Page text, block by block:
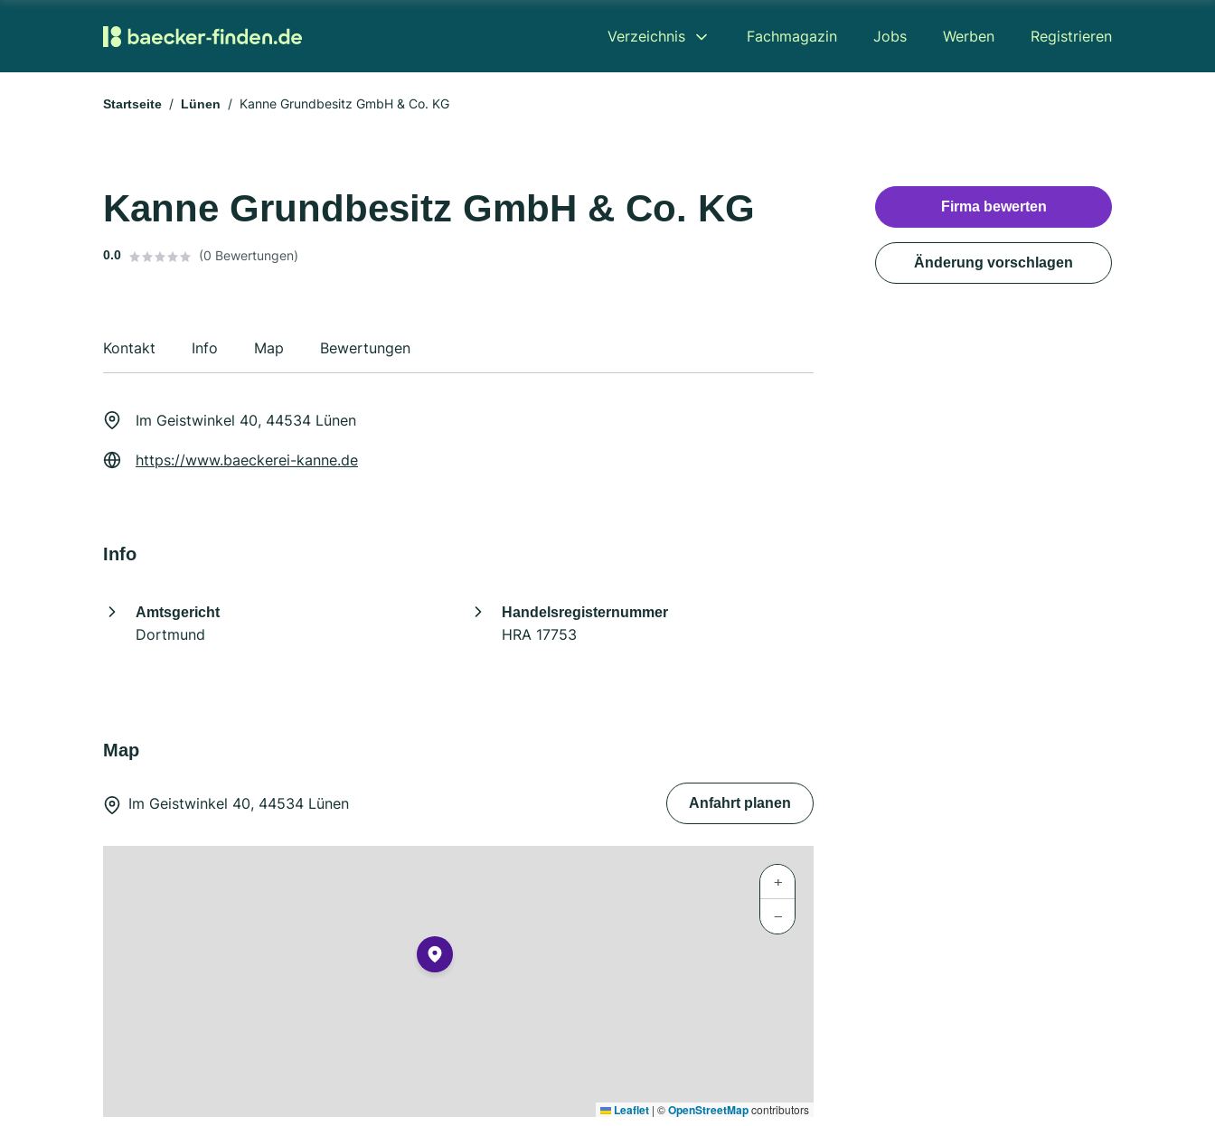
Verzeichnis Fachmagazin Jobs Werben Registrieren
Startseite Lünen Kanne Grundbesitz GmbH & Co. KG
Kanne Grundbesitz GmbH & Co. KG
0.0 (0 Bewertungen)
Kontakt Info Map Bewertungen
Im Geistwinkel 40, 44534 Lünen
https://www.baeckerei-kanne.de
Info
Amtsgericht
Dortmund
Handelsregisternummer
HRA 17753
Map
Im Geistwinkel 40, 44534 Lünen Anfahrt planen
+
−
Leaflet | ©OpenStreetMapcontributors
Firma bewerten
Änderung vorschlagen